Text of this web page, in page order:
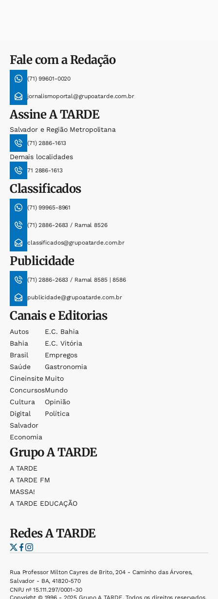
Fale com a Redação
(71) 99601-0020
jornalismoportal@grupoatarde.com.br
AssineA TARDE
Salvador e Região Metropolitana
(71) 2886-1613
Demais localidades
71 2886-1613
Classificados
(71) 99965-8961
(71) 2886-2683 / Ramal 8526
classificados@grupoatarde.com.br
Publicidade
(71) 2886-2683 / Ramal 8585 | 8586
publicidade@grupoatarde.com.br
Canais e Editorias
Autos
Bahia
Brasil
Saúde
Cineinsite
Concursos
Cultura
Digital
Salvador
Economia
E.c. Bahia
E.c. Vitória
Empregos
Gastronomia
Muito
Mundo
Opinião
Política
GrupoA TARDE
A TARDE
A TARDE FM
MASSA!
A TARDE EDUCAÇÃO
RedesA TARDE
Rua Professor Milton Cayres de Brito, 204 - Caminho das Árvores,
Salvador - BA, 41820-570
CNPJ nº 15.111.297/0001-30
Copyright © 1996 - 2025 Grupo A TARDE. Todos os direitos reservados.